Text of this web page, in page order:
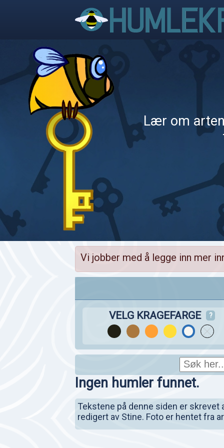
Lær om
Vi jobber med å legge inn mer
VELG KRAGEFARGE ?
Ingen humler funnet.
Tekstene på denne siden er skrevet
redigert av Stine. Foto er hentet fra